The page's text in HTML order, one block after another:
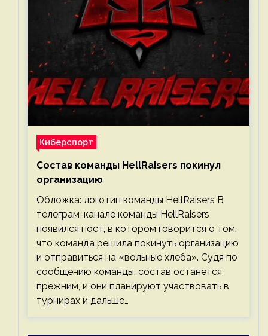
Киберспорт
Состав команды HellRaisers покинул
организацию
Обложка: логотип команды HellRaisers В
телеграм-канале команды HellRaisers
появился пост, в котором говорится о том,
что команда решила покинуть организацию
и отправиться на «вольные хлеба». Судя по
сообщению команды, состав останется
прежним, и они планируют участвовать в
турнирах и дальше…